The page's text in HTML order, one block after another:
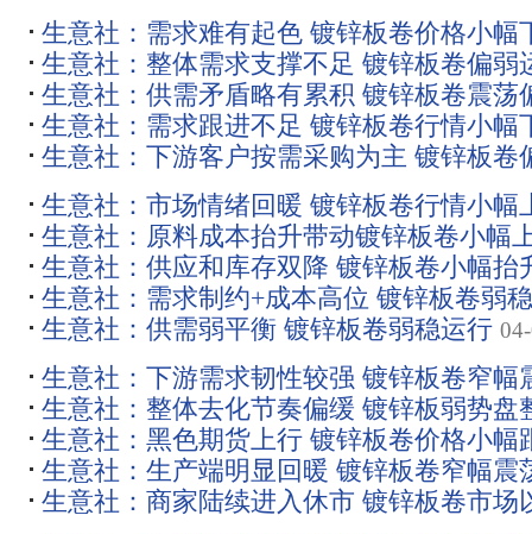
生意社：需求难有起色 镀锌板卷价格小幅
生意社：整体需求支撑不足 镀锌板卷偏弱
生意社：供需矛盾略有累积 镀锌板卷震荡
生意社：需求跟进不足 镀锌板卷行情小幅
生意社：下游客户按需采购为主 镀锌板卷
生意社：市场情绪回暖 镀锌板卷行情小幅
生意社：原料成本抬升带动镀锌板卷小幅
生意社：供应和库存双降 镀锌板卷小幅抬
生意社：需求制约+成本高位 镀锌板卷弱
生意社：供需弱平衡 镀锌板卷弱稳运行
生意社：下游需求韧性较强 镀锌板卷窄幅
生意社：整体去化节奏偏缓 镀锌板弱势盘
生意社：黑色期货上行 镀锌板卷价格小幅
生意社：生产端明显回暖 镀锌板卷窄幅震
生意社：商家陆续进入休市 镀锌板卷市场